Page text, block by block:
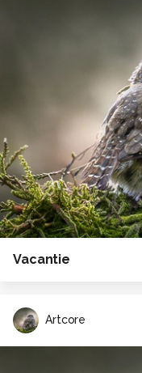
Vacantie
Artcore